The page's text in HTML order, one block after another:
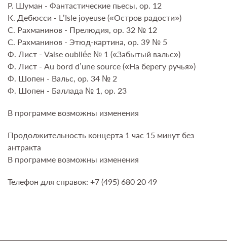
Р. Шуман - Фантастические пьесы, op. 12
К. Дебюсси - L’Isle joyeuse («Остров радости»)
С. Рахманинов - Прелюдия, op. 32 № 12
С. Рахманинов - Этюд-картина, op. 39 № 5
Ф. Лист - Valse oubliée № 1 («Забытый вальс»)
Ф. Лист - Au bord d’une source («На берегу ручья»)
Ф. Шопен - Вальс, op. 34 № 2
Ф. Шопен - Баллада № 1, op. 23
В программе возможны изменения
Продолжительность концерта 1 час 15 минут без
антракта
В программе возможны изменения
Телефон для справок: +7 (495) 680 20 49